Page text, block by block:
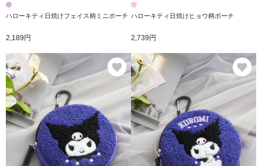
ハローキティ日焼けフェイス柄ミニポーチ
2,189円
ハローキティ日焼けヒョウ柄ポーチ
2,739円
お気に入り